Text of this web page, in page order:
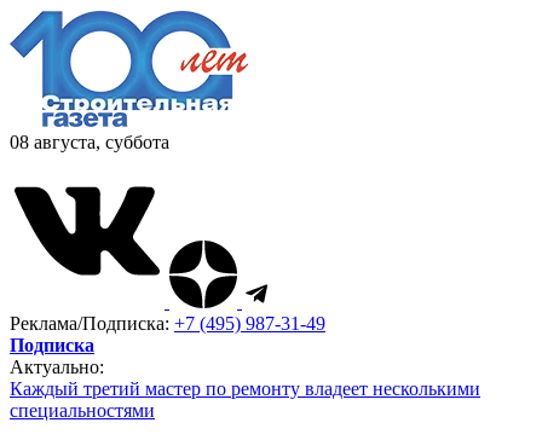
08 августа, суббота
Реклама/Подписка: +7 (495) 987-31-49
Подписка
Актуально:
Каждый третий мастер по ремонту владеет несколькими
специальностями